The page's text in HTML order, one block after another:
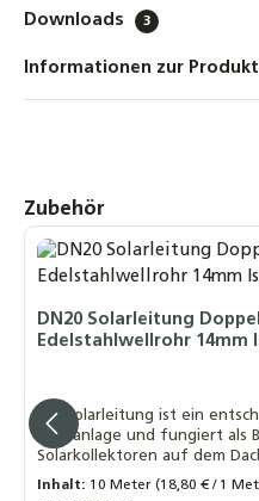
554,00 €
STI Hochleistungs-
Sonnenkollektor
Solarregler
Fühler
SOREL TDC Smart
Fühler
185,90 €
Downloads 3
Informationen zur
Produktgalerie überspringen
Zubehör
DN20 Solarleitung
Edelstahlwellrohr 14mm
Die Solarleitung ist ein
Solaranlage und fungiert als
Solarkollektoren auf dem
Inhalt: 10 Meter(18,80 € / 1